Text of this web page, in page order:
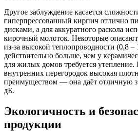
Другое заблуждение касается
гиперпрессованный кирпич отлично
дисками, а для аккуратного раскола
кирочный молоток. Некоторые
из-за высокой теплопроводности (0,8
действительно больше, чем у
для жилых домов требуется
внутренних перегородок высокая
преимуществом — она даёт отличную
дБ.
Экологичность и
продукции